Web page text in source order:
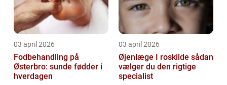
03 april 2026
Fodbehandling på
Østerbro: sunde fødder i
hverdagen
03 april 2026
Øjenlæge I roskilde sådan
vælger du den rigtige
specialist